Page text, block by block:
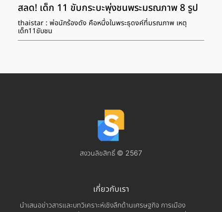
สลด! เด็ก 11 ขับกระบะพุ่งชนพระมรณภาพ 8 รูป
thaistar : พ่อนักร้องดัง คือหนึ่งในพระธุดงค์ที่มรณภาพ เหตุ
เด็ก11ขับชน
สงวนลิขสิทธิ์ © 2567
เกี่ยวกับเรา
นำเสนอข่าวสารและบทวิเคราะห์เชิงลึกด้านเศรษฐกิจ การเมือง